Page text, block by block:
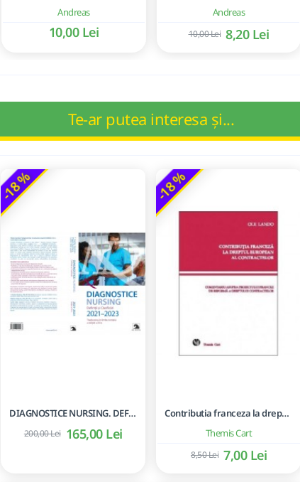
Andreas
10,00 Lei
Andreas
8,20 Lei
10,00 Lei
Te-ar putea interesa și...
-18 %
DIAGNOSTICE NURSING. DEFINITII SI CLASIFICARI 2021-2023.
165,00 Lei
200,00 Lei
-18 %
Themis Cart
Contributia franceza la dreptul european al contractelor
7,00 Lei
8,50 Lei